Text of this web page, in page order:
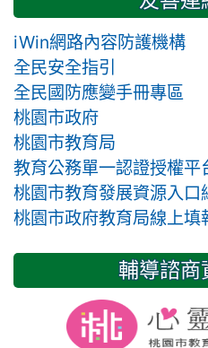
iWin網路內容防護機構
全民安全指引
全民國防應變手冊專區
桃園市政府
桃園市教育局
教育公務單一認證授權平
桃園市教育發展資源入口
桃園市政府教育局線上填
輔導諮商